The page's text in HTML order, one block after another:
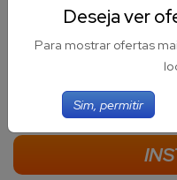
Deseja ver
Para mostrar ofertas
Sim, permitir